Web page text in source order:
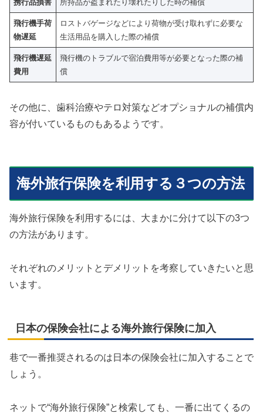
携行品損害 所持品が盗まれたり壊れたりした時の補償
飛行機手荷
物遅延
ロストバゲージなどにより荷物が受け取れずに必要な
生活用品を購入した際の補償
飛行機遅延
費用
飛行機のトラブルで宿泊費用等が必要となった際の補
償
その他に、歯科治療やテロ対策などオプショナルの補償内
容が付いているものもあるようです。
海外旅行保険を利用する３つの方法
海外旅行保険を利用するには、大まかに分けて以下の3つ
の方法があります。
それぞれのメリットとデメリットを考察していきたいと思
います。
日本の保険会社による海外旅行保険に加入
巷で一番推奨されるのは日本の保険会社に加入することで
しょう。
ネットで“海外旅行保険”と検索しても、一番に出てくるの